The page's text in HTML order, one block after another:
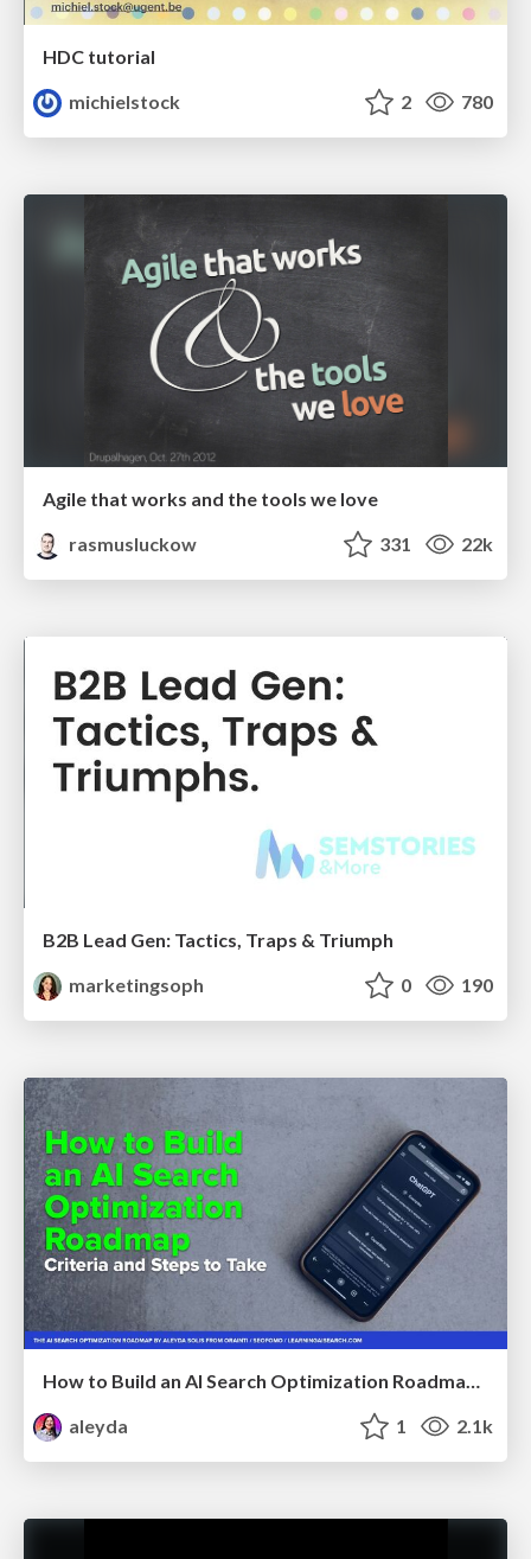
HDC tutorial
michielstock
2 780
Agile that works and the tools we love
rasmusluckow
331 22k
B2B Lead Gen: Tactics, Traps & Triumph
marketingsoph
0 190
How to Build an AI Search Optimization Roadmap - Criteria and Steps to Take #SEOIRL
aleyda
1 2.1k